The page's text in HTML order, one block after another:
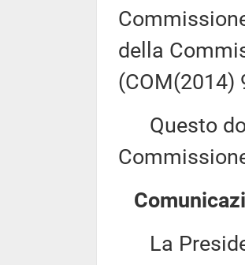
della
(COM(2014)
Questo
La